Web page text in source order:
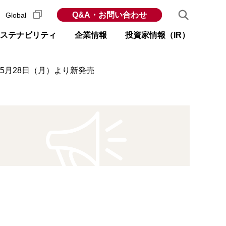
テナビリティ 企業情報 投資家情報（IR）
Global Q&A・お問い合わせ
月28日（月）より新発売